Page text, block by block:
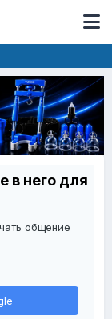
в него для
общение